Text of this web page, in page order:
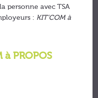
personne avec TSA
: KIT’COM à
PROPOS